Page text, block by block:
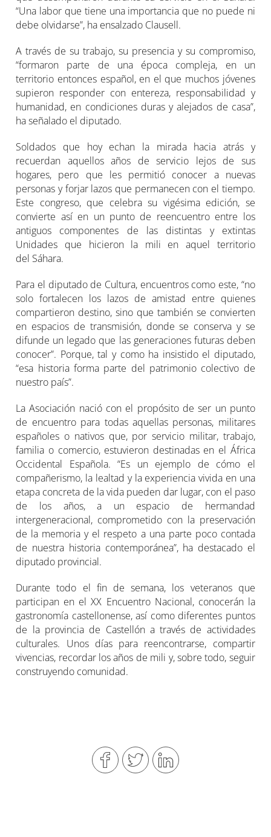
“Una labor que tiene una importancia que no puede ni
debe olvidarse”, ha ensalzado Clausell.
A través de su trabajo, su presencia y su compromiso,
“formaron parte de una época compleja, en un
territorio entonces español, en el que muchos jóvenes
supieron responder con entereza, responsabilidad y
humanidad, en condiciones duras y alejados de casa”,
ha señalado el diputado.
Soldados que hoy echan la mirada hacia atrás y
recuerdan aquellos años de servicio lejos de sus
hogares, pero que les permitió conocer a nuevas
personas y forjar lazos que permanecen con el tiempo.
Este congreso, que celebra su vigésima edición, se
convierte así en un punto de reencuentro entre los
antiguos componentes de las distintas y extintas
Unidades que hicieron la mili en aquel territorio
del Sáhara.
Para el diputado de Cultura, encuentros como este, “no
solo fortalecen los lazos de amistad entre quienes
compartieron destino, sino que también se convierten
en espacios de transmisión, donde se conserva y se
difunde un legado que las generaciones futuras deben
conocer”. Porque, tal y como ha insistido el diputado,
“esa historia forma parte del patrimonio colectivo de
nuestro país”.
La Asociación nació con el propósito de ser un punto
de encuentro para todas aquellas personas, militares
españoles o nativos que, por servicio militar, trabajo,
familia o comercio, estuvieron destinadas en el África
Occidental Española. “Es un ejemplo de cómo el
compañerismo, la lealtad y la experiencia vivida en una
etapa concreta de la vida pueden dar lugar, con el paso
de los años, a un espacio de hermandad
intergeneracional, comprometido con la preservación
de la memoria y el respeto a una parte poco contada
de nuestra historia contemporánea”, ha destacado el
diputado provincial.
Durante todo el fin de semana, los veteranos que
participan en el XX Encuentro Nacional, conocerán la
gastronomía castellonense, así como diferentes puntos
de la provincia de Castellón a través de actividades
culturales. Unos días para reencontrarse, compartir
vivencias, recordar los años de mili y, sobre todo, seguir
construyendo comunidad.